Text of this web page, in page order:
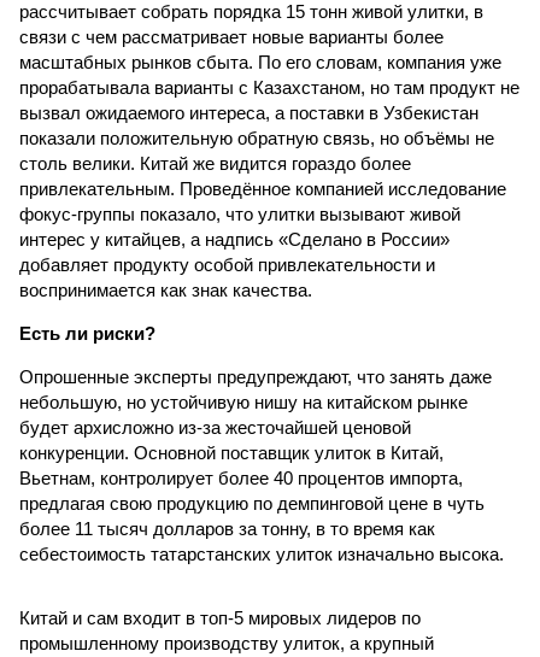
рассчитывает собрать порядка 15 тонн живой улитки, в
связи с чем рассматривает новые варианты более
масштабных рынков сбыта. По его словам, компания уже
прорабатывала варианты с Казахстаном, но там продукт не
вызвал ожидаемого интереса, а поставки в Узбекистан
показали положительную обратную связь, но объёмы не
столь велики. Китай же видится гораздо более
привлекательным. Проведённое компанией исследование
фокус-группы показало, что улитки вызывают живой
интерес у китайцев, а надпись «Сделано в России»
добавляет продукту особой привлекательности и
воспринимается как знак качества.
Есть ли риски?
Опрошенные эксперты предупреждают, что занять даже
небольшую, но устойчивую нишу на китайском рынке
будет архисложно из-за жесточайшей ценовой
конкуренции. Основной поставщик улиток в Китай,
Вьетнам, контролирует более 40 процентов импорта,
предлагая свою продукцию по демпинговой цене в чуть
более 11 тысяч долларов за тонну, в то время как
себестоимость татарстанских улиток изначально высока.
Китай и сам входит в топ-5 мировых лидеров по
промышленному производству улиток, а крупный